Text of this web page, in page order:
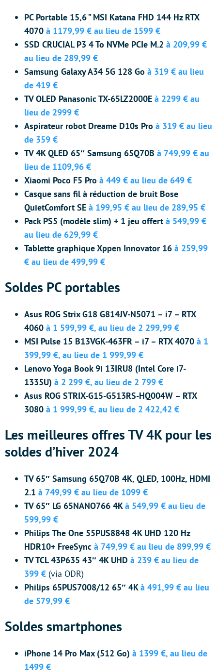
PC Portable 15,6 ” MSI Katana FHD 144 Hz RTX
4070 à 1179,99 € au lieu de 1599 €
SSD CRUCIAL P3 4 To NVMe PCIe M.2 à 209,99 €
au lieu de 289,99 €
Samsung Galaxy A34 5G 128 Go à 319 € au lieu
de 419 €
TV OLED Panasonic TX-65LZ2000E à 2299 € au
lieu de 2999 €
Aspirateur robot Dreame D10s Pro à 319 € au lieu
de 359 €
TV 4K QLED 65″ Samsung 65Q70B à 749,99 € au
lieu de 1109,96 €
Xiaomi Poco F5 Pro à 449 € au lieu de 649 €
Casque sans fil à réduction de bruit Bose
QuietComfort SE à 199,95 € au lieu de 289,95 €
Pack PS5 (modèle slim) + 1 jeu offert à 549,99 €
au lieu de 629,99 €
Tablette graphique Xppen Innovator 16 à 259,99
€ au lieu de 499,99 €
Soldes PC portables
Asus ROG Strix G18 G814JV-N5071 – i7 – RTX
4060 à 1 599,99 €, au lieu de 2 299,99 €
MSI Pulse 15 B13VGK-463FR – i7 – RTX 4070 à 1
399,99 €, au lieu de 1 999,99 €
Lenovo Yoga Book 9i 13IRU8 (Intel Core i7-
1335U) à 2 299 €, au lieu de 2 799 €
Asus ROG STRIX-G15-G513RS-HQ004W – RTX
3080 à 1 999,99 €, au lieu de 2 422,42 €
Les meilleures offres TV 4K pour les
soldes d’hiver 2024
TV 65″ Samsung 65Q70B 4K, QLED, 100Hz, HDMI
2.1 à 749,99 € au lieu de 1099 €
TV 65″ LG 65NANO766 4Kà 549,99 € au lieu de
599,99 €
Philips The One 55PUS8848 4K UHD 120 Hz
HDR10+ FreeSync à 749,99 € au lieu de 899,99 €
TV TCL 43P635 43″ 4K UHD à 239 € au lieu de
399 € (via ODR)
Philips 65PUS7008/12 65″ 4Kà 491,99 € au lieu
de 579,99 €
Soldes smartphones
iPhone 14 Pro Max (512 Go) à 1399 €, au lieu de
1499 €